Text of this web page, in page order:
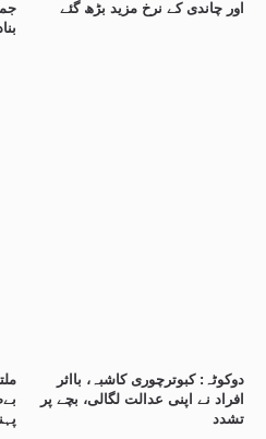
اور چاندی کے نرخ مزید بڑھ گئے
دوکوٹہ: کبوترچوری کاشبہ، بااثر
افراد نے اپنی عدالت لگالی، بچے پر
تشدد